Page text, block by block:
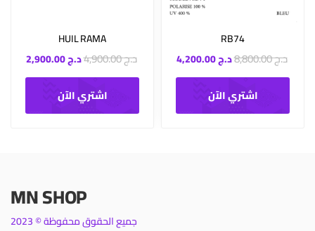
HUIL RAMA
د.ج2,900.00 د.ج4,900.00
اشتري الآن
RB74
د.ج4,200.00 د.ج8,800.00
اشتري الآن
MN SHOP
جميع الحقوق محفوظة © 2023